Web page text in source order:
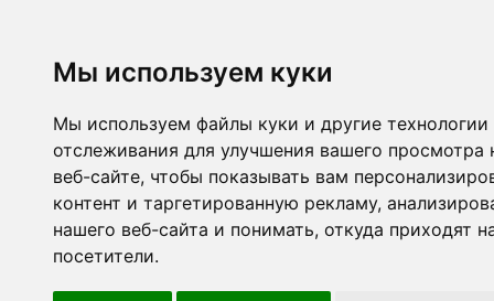
Мы используем куки
Мы используем файлы куки и другие технологии
отслеживания для улучшения вашего просмотра
веб-сайте, чтобы показывать вам
контент и таргетированную рекламу,
нашего веб-сайта и понимать, откуда приходят
посетители.